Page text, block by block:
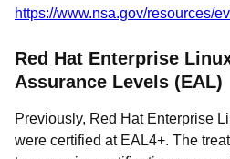
https://www.nsa.gov/resources/
Red Hat Enterprise
Assurance Levels (EAL)
Previously, Red Hat Enterprise
were certified at EAL4+. The